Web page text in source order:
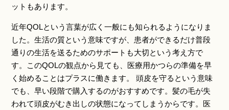
ットもあります。
近年QOLという言葉が広く一般にも知られるようになりま
した。生活の質という意味ですが、患者ができるだけ普段
通りの生活を送るためのサポートも大切という考え方で
す。このQOLの観点から見ても、医療用かつらの準備を早
く始めることはプラスに働きます。 頭皮を守るという意味
でも、早い段階で購入するのがおすすめです。髪の毛が失
われて頭皮がむき出しの状態になってしまうからです。医